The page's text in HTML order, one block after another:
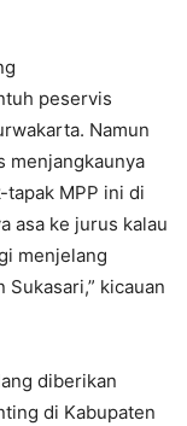
peservis
Namun
menjangkaunya
MPP ini di
asa ke jurus kalau
menjelang
Sukasari,” kicauan
diberikan
di Kabupaten